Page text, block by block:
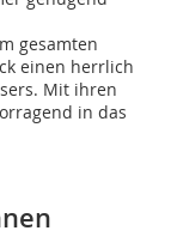
gesamten
einen herrlich
Mit ihren
in das